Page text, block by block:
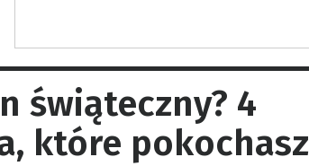
świąteczny? 4
które pokochasz